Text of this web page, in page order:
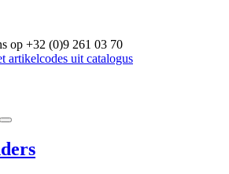
op +32 (0)9 261 03 70
artikelcodes uit catalogus